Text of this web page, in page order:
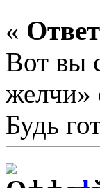
«
Вот вы
желчи»
Будь